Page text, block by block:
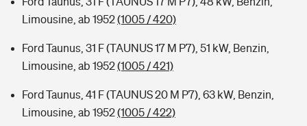
Limousine, ab 1952(1005 / 420)
Ford Taunus, 31 F (TAUNUS 17 M P7), 51 kW, Benzin,
Limousine, ab 1952(1005 / 421)
Ford Taunus, 41 F (TAUNUS 20 M P7), 63 kW, Benzin,
Limousine, ab 1952(1005 / 422)